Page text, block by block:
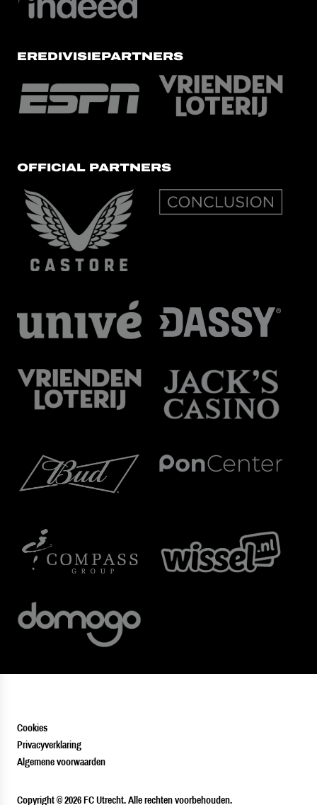
EREDIVISIEPARTNERS
OFFICIAL PARTNERS
Cookies
Privacyverklaring
Algemene voorwaarden
Copyright © 2026 FC Utrecht. Alle rechten voorbehouden.